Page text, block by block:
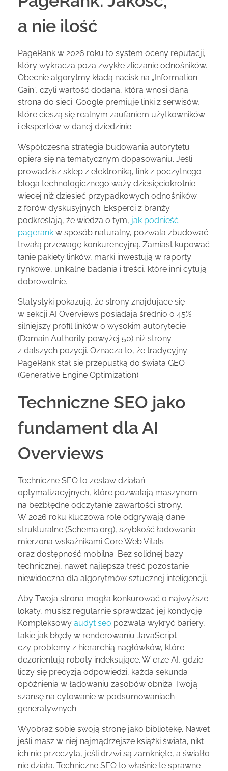
a nie ilość
PageRank w 2026 roku to system oceny reputacji,
który wykracza poza zwykłe zliczanie odnośników.
Obecnie algorytmy kładą nacisk na „Information
Gain”, czyli wartość dodaną, którą wnosi dana
strona do sieci. Google premiuje linki z serwisów,
które cieszą się realnym zaufaniem użytkowników
i ekspertów w danej dziedzinie.
Współczesna strategia budowania autorytetu
opiera się na tematycznym dopasowaniu. Jeśli
prowadzisz sklep z elektroniką, link z poczytnego
bloga technologicznego waży dziesięciokrotnie
więcej niż dziesięć przypadkowych odnośników
z forów dyskusyjnych. Eksperci z branży
podkreślają, że wiedza o tym, jak podnieść
pagerank w sposób naturalny, pozwala zbudować
trwałą przewagę konkurencyjną. Zamiast kupować
tanie pakiety linków, marki inwestują w raporty
rynkowe, unikalne badania i treści, które inni cytują
dobrowolnie.
Statystyki pokazują, że strony znajdujące się
w sekcji AI Overviews posiadają średnio o 45%
silniejszy profil linków o wysokim autorytecie
(Domain Authority powyżej 50) niż strony
z dalszych pozycji. Oznacza to, że tradycyjny
PageRank stał się przepustką do świata GEO
(Generative Engine Optimization).
Techniczne SEO jako
fundament dla AI
Overviews
Techniczne SEO to zestaw działań
optymalizacyjnych, które pozwalają maszynom
na bezbłędne odczytanie zawartości strony.
W 2026 roku kluczową rolę odgrywają dane
strukturalne (Schema.org), szybkość ładowania
mierzona wskaźnikami Core Web Vitals
oraz dostępność mobilna. Bez solidnej bazy
technicznej, nawet najlepsza treść pozostanie
niewidoczna dla algorytmów sztucznej inteligencji.
Aby Twoja strona mogła konkurować o najwyższe
lokaty, musisz regularnie sprawdzać jej kondycję.
Kompleksowy audyt seo pozwala wykryć bariery,
takie jak błędy w renderowaniu JavaScript
czy problemy z hierarchią nagłówków, które
dezorientują roboty indeksujące. W erze AI, gdzie
liczy się precyzja odpowiedzi, każda sekunda
opóźnienia w ładowaniu zasobów obniża Twoją
szansę na cytowanie w podsumowaniach
generatywnych.
Wyobraź sobie swoją stronę jako bibliotekę. Nawet
jeśli masz w niej najmądrzejsze książki świata, nikt
ich nie przeczyta, jeśli drzwi są zamknięte, a światło
nie działa. Techniczne SEO to właśnie te sprawne